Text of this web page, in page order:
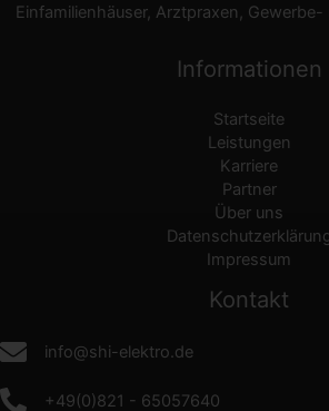
Einfamilienhäuser, Arztpraxen,
Informationen
Startseite
Leistungen
Karriere
Partner
Über uns
Impressum
Kontakt
info@shi-elektro.de
+49(0)821 - 65057640